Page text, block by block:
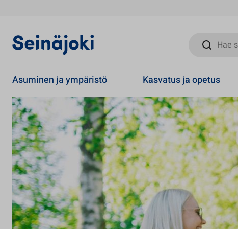
Hae
Asuminen ja ympäristö Kasvatus ja opetus